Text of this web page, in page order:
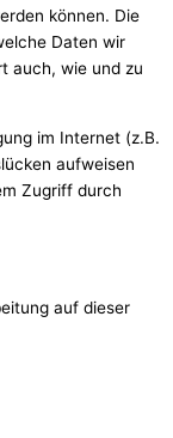
können. Die
Daten wir
auch, wie und zu
im Internet (z.B.
aufweisen
Zugriff durch
auf dieser